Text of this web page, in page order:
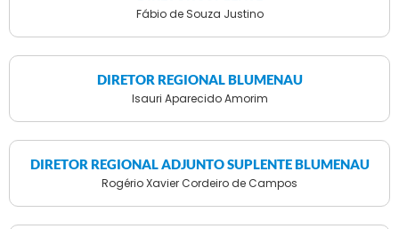
Fábio de Souza Justino
DIRETOR REGIONAL BLUMENAU
Isauri Aparecido Amorim
DIRETOR REGIONAL ADJUNTO SUPLENTE BLUMENAU
Rogério Xavier Cordeiro de Campos